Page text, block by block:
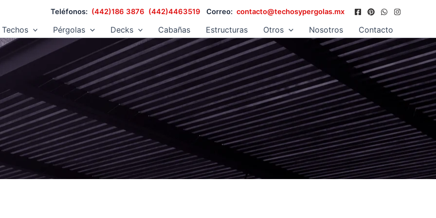
Teléfonos: (442)186 3876 (442)4463519 Correo: contacto@techosypergolas.mx
Techos Pérgolas Decks Cabañas Estructuras Otros Nosotros Contacto